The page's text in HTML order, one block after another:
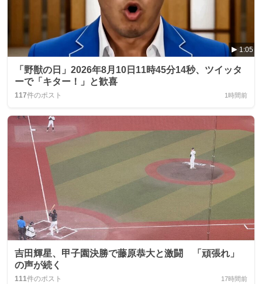
1:05
「野獣の日」2026年8月10日11時45分14秒、ツイッタ
ーで「キター！」と歓喜
117件のポスト 1時間前
吉田輝星、甲子園決勝で藤原恭大と激闘 「頑張れ」
の声が続く
111件のポスト 17時間前